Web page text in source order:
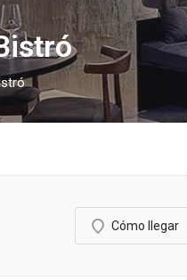
Cómo llegar